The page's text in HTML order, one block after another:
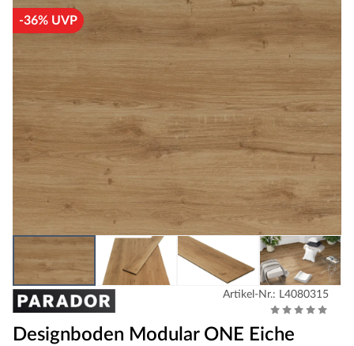
-36% UVP
Artikel-Nr.: L4080315
Designboden Modular ONE Eiche